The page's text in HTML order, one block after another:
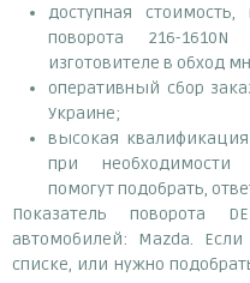
доступная
поворота 216-
изготовителе в обход
оперативный сбор
Украине;
высокая
при необходимости
помогут подобрать,
Показатель поворота
автомобилей: Mazda.
списке, или нужно